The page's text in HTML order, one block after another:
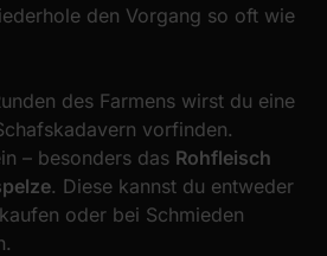
den Vorgang so oft wie
des Farmens wirst du eine
vorfinden.
– besonders das Rohfleisch
. Diese kannst du entweder
oder bei Schmieden